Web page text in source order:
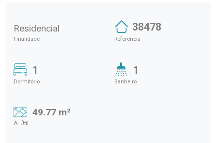
Residencial
Finalidade
38478
Referência
1
Dormitório
1
Banheiro
49.77 m²
A. Útil